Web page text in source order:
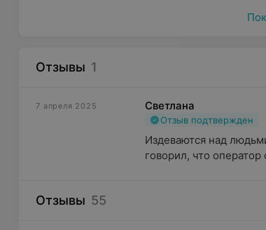
Отзывы 1
7 апреля 2025 Светлана
Отзыв подтвержден
Издеваются над
говорил, что оператор
Отзывы 55